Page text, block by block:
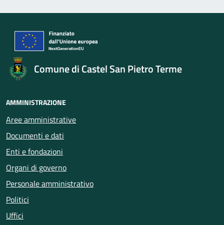
Comune di Castel San Pietro Terme
AMMINISTRAZIONE
Aree amministrative
Documenti e dati
Enti e fondazioni
Organi di governo
Personale amministrativo
Politici
Uffici